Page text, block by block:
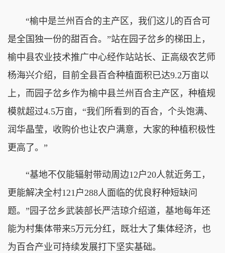
“榆中是兰州百合的主产区，我们这儿的百合可
是全国独一份的甜百合。”站在园子岔乡的梯田上，
榆中县农业技术推广中心经作站站长、正高级农艺师
杨海兴介绍，目前全县百合种植面积已达9.2万亩以
上，而园子岔乡作为榆中县兰州百合主产区，种植规
模就超过4.5万亩，“我们所看到的百合，个头饱满、
润华晶莹，收购价也让农户满意，大家的种植积极性
更高了。”
“基地不仅能辐射带动周边12户20人就近务工，
更能解决全村121户288人面临的优良籽种短缺问
题。”园子岔乡武装部长严洁琼介绍道，基地每年还
能为村集体带来5万元分红，既壮大了集体经济，也
为百合产业可持续发展打下坚实基础。